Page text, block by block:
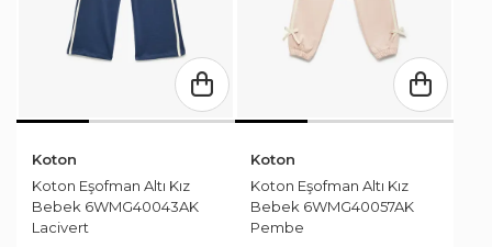
Koton
Koton Eşofman Altı Kız
Bebek 6WMG40043AK
Lacivert
Koton
Koton Eşofman Altı Kız
Bebek 6WMG40057AK
Pembe